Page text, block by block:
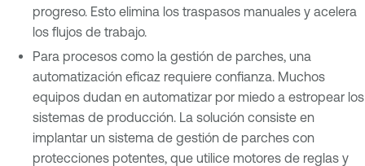
progreso. Esto elimina los traspasos manuales y acelera
los flujos de trabajo.
Para procesos como la gestión de parches, una
automatización eficaz requiere confianza. Muchos
equipos dudan en automatizar por miedo a estropear los
sistemas de producción. La solución consiste en
implantar un sistema de gestión de parches con
protecciones potentes, que utilice motores de reglas y